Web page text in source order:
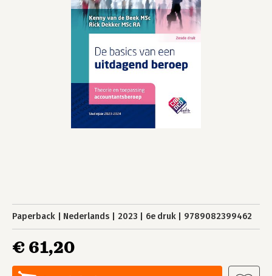
Paperback Nederlands 2023 6e druk 9789082399462
€ 61,20